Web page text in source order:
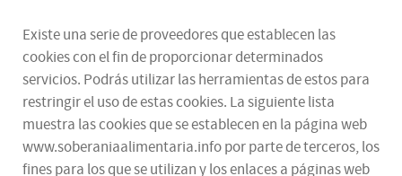
Existe una serie de proveedores que establecen las
cookies con el fin de proporcionar determinados
servicios. Podrás utilizar las herramientas de estos para
restringir el uso de estas cookies. La siguiente lista
muestra las cookies que se establecen en la página web
www.soberaniaalimentaria.info por parte de terceros, los
fines para los que se utilizan y los enlaces a páginas web